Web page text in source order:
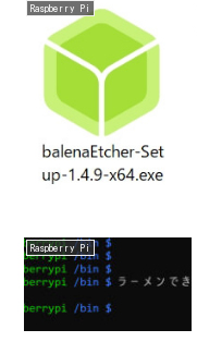
Raspberry Pi
Raspberry Pi